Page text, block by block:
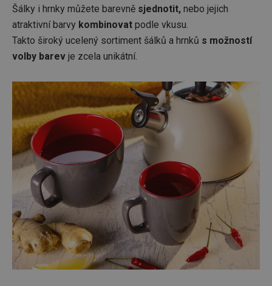
Šálky i hrnky můžete barevně sjednotit, nebo jejich
atraktivní barvy kombinovat podle vkusu.
Takto široký ucelený sortiment šálků a hrnků s možností
volby barev je zcela unikátní.